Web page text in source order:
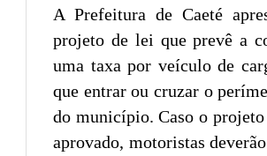
A Prefeitura de Caeté
projeto de lei que prevê a
uma taxa por veículo de
que entrar ou cruzar o
do município. Caso o
aprovado, motoristas